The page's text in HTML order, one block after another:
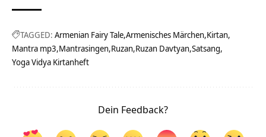
TAGGED: Armenian Fairy Tale Armenisches Märchen Kirtan
Mantra mp3 Mantrasingen Ruzan Ruzan Davtyan Satsang
Yoga Vidya Kirtanheft
Dein Feedback?